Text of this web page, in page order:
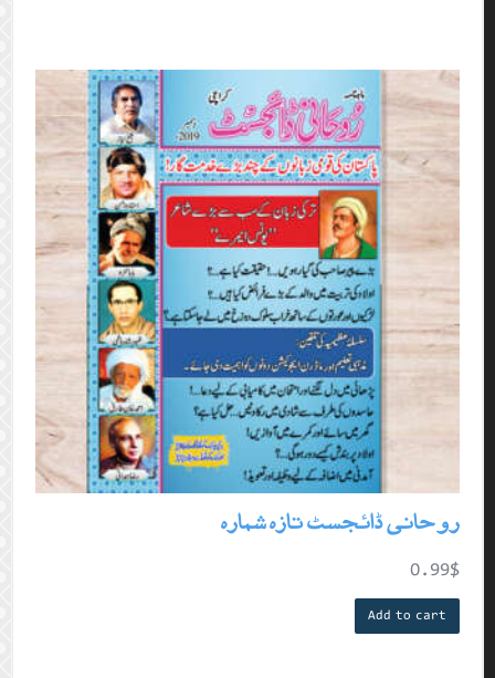
روحانی ڈائجسٹ تازہ شمارہ
0.99$
Add to cart